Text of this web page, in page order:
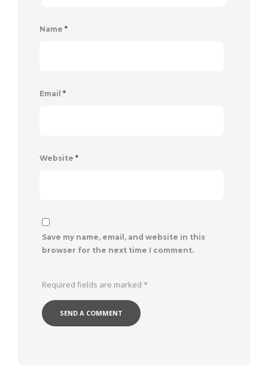
Name *
Email *
Website *
Save my name, email, and website in this
browser for the next time I comment.
Required fields are marked *